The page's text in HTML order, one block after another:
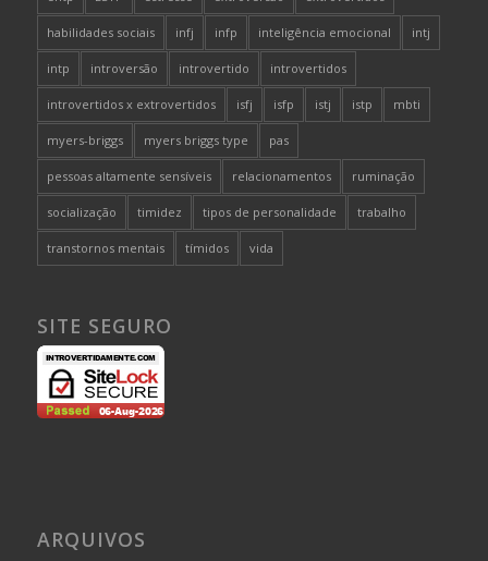
habilidades sociais infj infp inteligência emocional intj
intp introversão introvertido introvertidos
introvertidos x extrovertidos isfj isfp istj istp mbti
myers-briggs myers briggs type pas
pessoas altamente sensíveis relacionamentos ruminação
socialização timidez tipos de personalidade trabalho
transtornos mentais tímidos vida
SITE SEGURO
ARQUIVOS